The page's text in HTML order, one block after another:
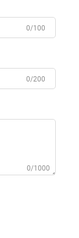
0/100
0/200
0/1000